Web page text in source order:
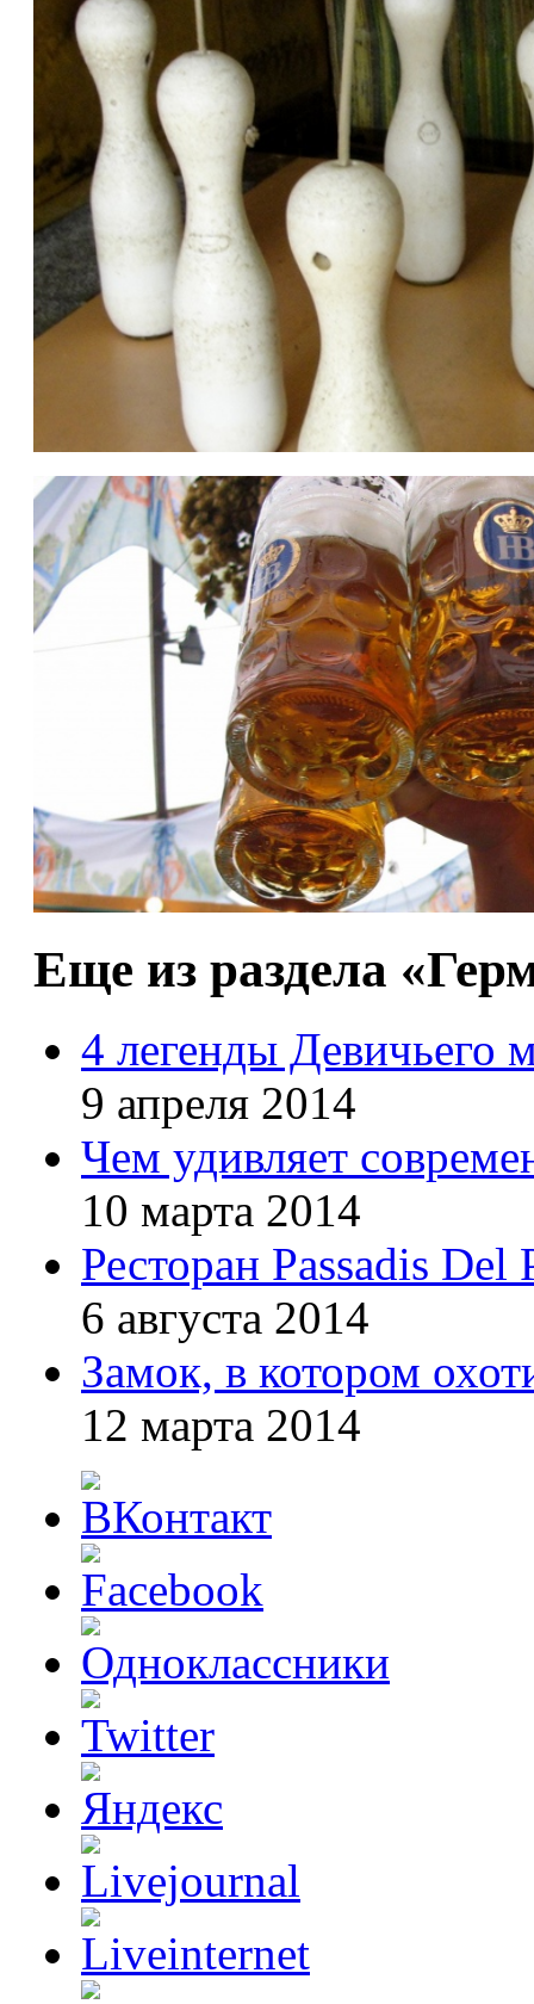
Еще из раздела
4 легенды Девичьего
9 апреля 2014
Чем удивляет
10 марта 2014
Ресторан Passadis Del
6 августа 2014
Замок, в котором
12 марта 2014